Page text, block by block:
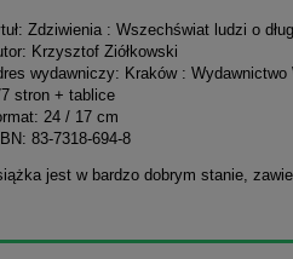
Zdziwienia : Wszechświat ludzi o
Krzysztof Ziółkowski
wydawniczy: Kraków : Wydawnictwo
stron + tablice
24 / 17 cm
83-7318-694-8
jest w bardzo dobrym stanie,